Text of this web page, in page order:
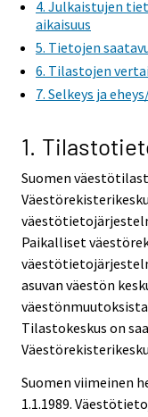
4. Julkaistujen
aikaisuus
5. Tietojen
6. Tilastojen
7. Selkeys ja
1.
Suomen
Paikalliset
asuvan väestön
Tilastokeskus on
Suomen viimeinen
1.1.1989.